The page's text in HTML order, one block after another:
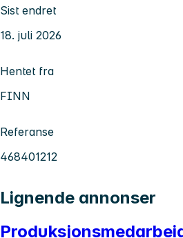
Sist endret
18. juli 2026
Hentet fra
FINN
Referanse
468401212
Lignende annonser